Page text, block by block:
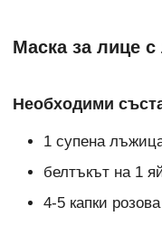
Маска за лице
Необходими
1 супена
белтъкът на 1
4-5 капки